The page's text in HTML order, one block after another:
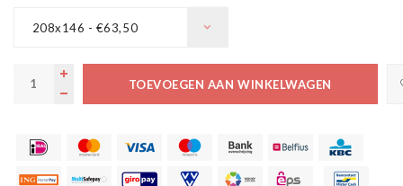
208x146 - €63,50
TOEVOEGEN AAN WINKELWAGEN